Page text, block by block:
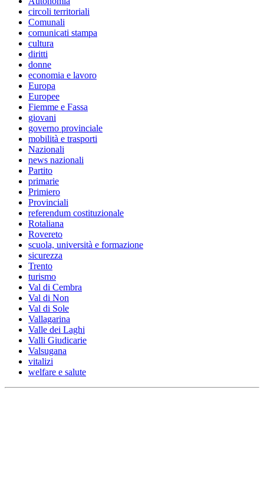
circoli territoriali
Comunali
comunicati stampa
cultura
diritti
donne
economia e lavoro
Europa
Europee
Fiemme e Fassa
giovani
governo provinciale
mobilità e trasporti
Nazionali
news nazionali
Partito
primarie
Primiero
Provinciali
referendum costituzionale
Rotaliana
Rovereto
scuola, università e formazione
sicurezza
Trento
turismo
Val di Cembra
Val di Non
Val di Sole
Vallagarina
Valle dei Laghi
Valli Giudicarie
Valsugana
vitalizi
welfare e salute